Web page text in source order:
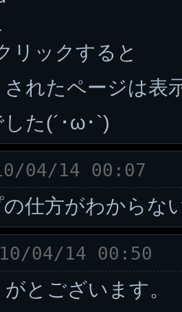
リックすると
されたページは表
た(´･ω･`)
04/14 00:07
仕方がわからな
04/14 00:50
とございます。